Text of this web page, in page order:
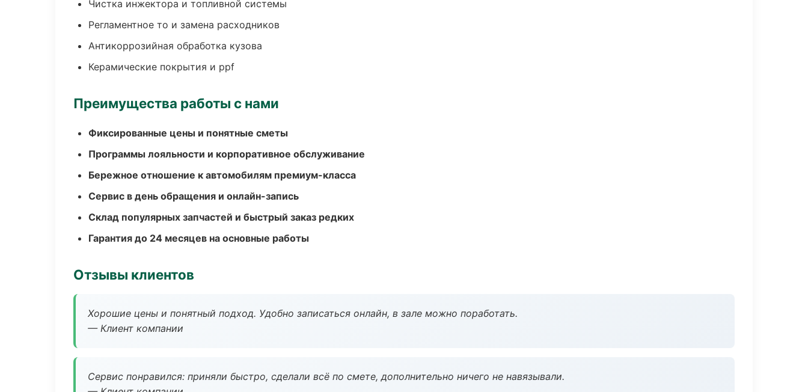
Чистка инжектора и топливной системы
Регламентное то и замена расходников
Антикоррозийная обработка кузова
Керамические покрытия и ppf
Преимущества работы с нами
Фиксированные цены и понятные сметы
Программы лояльности и корпоративное обслуживание
Бережное отношение к автомобилям премиум-класса
Сервис в день обращения и онлайн-запись
Склад популярных запчастей и быстрый заказ редких
Гарантия до 24 месяцев на основные работы
Отзывы клиентов
Хорошие цены и понятный подход. Удобно записаться онлайн, в зале можно поработать.
— Клиент компании
Сервис понравился: приняли быстро, сделали всё по смете, дополнительно ничего не навязывали.